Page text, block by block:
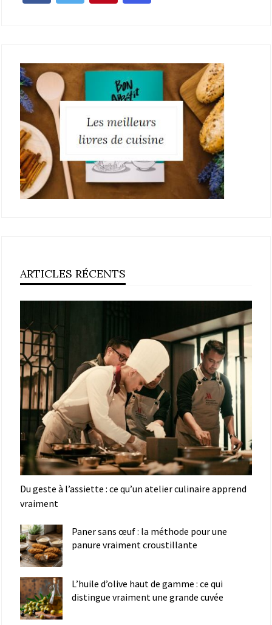
ARTICLES RÉCENTS
Du geste à l’assiette : ce qu’un atelier culinaire apprend
vraiment
Paner sans œuf : la méthode pour une
panure vraiment croustillante
L’huile d’olive haut de gamme : ce qui
distingue vraiment une grande cuvée